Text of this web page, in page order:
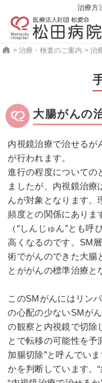
治療方
> 治療・検査のご案内 > 治
大腸がんの
内視鏡治療で治せるが
が行われます。
進行の程度についての
ましたが、内視鏡治
んが対象となります。
頻度との関係にありま
（“しんじゅん”とも
高くなるのです。SM
術でがんのできた大腸
とががんの標準治療と
このSMがんにはリン
の心配の少ないSMが
の観察と内視鏡で切除
とで転移の可能性を予
加腸切除”と呼んでい
かを判断しています。